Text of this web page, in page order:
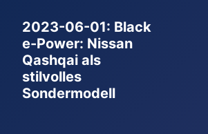
2023-06-01: Black
e-Power: Nissan
Qashqai als
stilvolles
Sondermodell